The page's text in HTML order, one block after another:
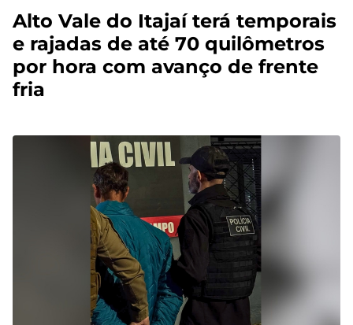
Alto Vale do Itajaí terá temporais
e rajadas de até 70 quilômetros
por hora com avanço de frente
fria